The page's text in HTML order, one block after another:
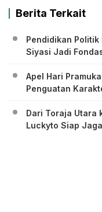
Berita Terkait
Pendidikan Politik
Siyasi Jadi
Apel Hari
Penguatan
Dari Toraja Utara
Luckyto Siap